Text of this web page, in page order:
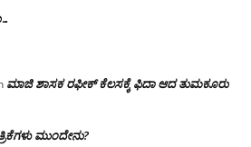
ಮಾಜಿ ಶಾಸಕ ರಫೀಕ್ ಕೆಲಸಕ್ಕೆ ಫಿದಾ ಆದ ತುಮಕೂರು
ಮುಂದೇನು?